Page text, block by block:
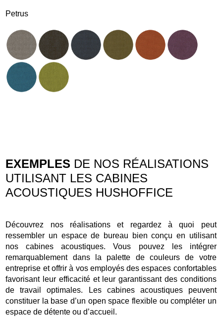
Petrus
EXEMPLES DE NOS RÉALISATIONS
UTILISANT LES CABINES
ACOUSTIQUES HUSHOFFICE
Découvrez nos réalisations et regardez à quoi peut
ressembler un espace de bureau bien conçu en utilisant
nos cabines acoustiques. Vous pouvez les intégrer
remarquablement dans la palette de couleurs de votre
entreprise et offrir à vos employés des espaces confortables
favorisant leur efficacité et leur garantissant des conditions
de travail optimales. Les cabines acoustiques peuvent
constituer la base d’un open space flexible ou compléter un
espace de détente ou d’accueil.